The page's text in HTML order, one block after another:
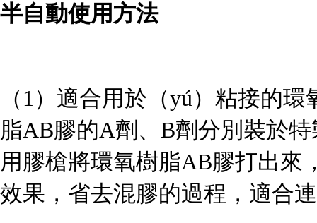
半自動使用方法
（1） 適合用於（yú）粘接的環
脂AB膠的A劑、B劑分別裝於
用膠槍將環氧樹脂AB膠打出來
效果，省去混膠的過程，適合